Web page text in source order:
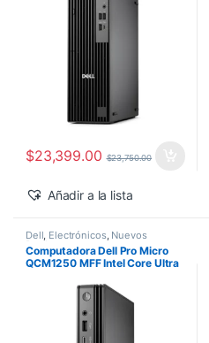
$23,399.00 $23,750.00
Añadir a la lista
Dell Electrónicos, Nuevos
Productos
Computadora Dell Pro Micro
QCM1250 MFF Intel Core Ultra
Windows 11 Pro